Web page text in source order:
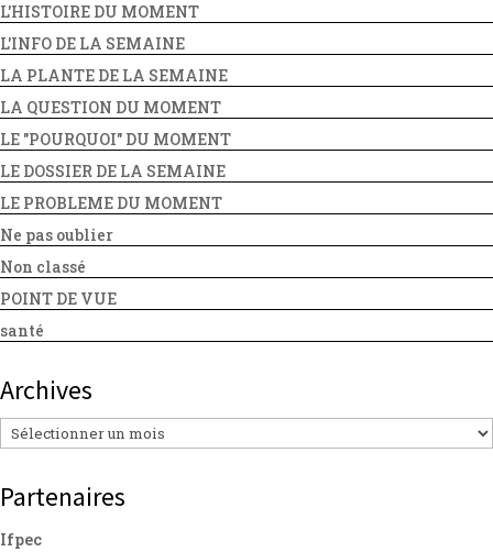
L'HISTOIRE DU MOMENT
L'INFO DE LA SEMAINE
LA PLANTE DE LA SEMAINE
LA QUESTION DU MOMENT
LE "POURQUOI" DU MOMENT
LE DOSSIER DE LA SEMAINE
LE PROBLEME DU MOMENT
Ne pas oublier
Non classé
POINT DE VUE
santé
Archives
Archives
Partenaires
Ifpec